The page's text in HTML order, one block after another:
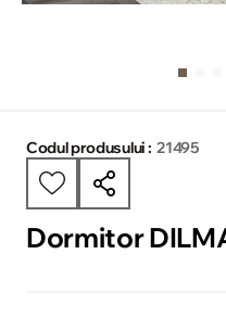
Codul produsului : 21495
Dormitor